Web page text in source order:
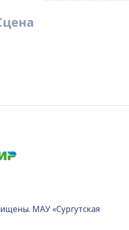
МАУ «Сургутская